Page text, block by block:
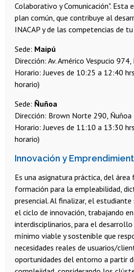
Colaborativo y Comunicación". Esta
plan común, que contribuye al
INACAP y de las competencias de
Sede: Maipú
Dirección: Av. Américo Vespucio 974,
Horario: Jueves de 10:25 a 12:40
horario)
Sede: Ñuñoa
Dirección: Brown Norte 290, Ñuñoa
Horario: Jueves de 11:10 a 13:30
horario)
Innovación y
Es una asignatura práctica, del
formación para la empleabilidad,
presencial. Al finalizar, el estudiante
el ciclo de innovación, trabajando
interdisciplinarios, para el
mínimo viable y sostenible que
necesidades reales de usuarios/
oportunidades del entorno a partir